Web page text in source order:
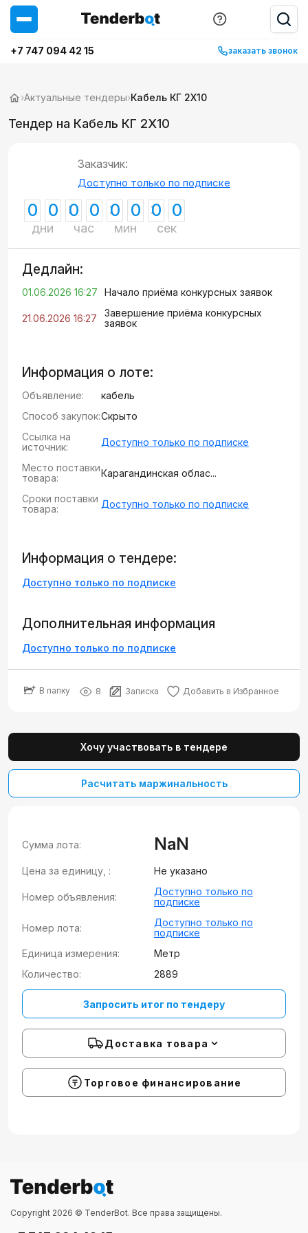
+7 747 094 42 15 заказать звонок
›Актуальные тендеры›Кабель КГ 2Х10
Тендер на Кабель КГ 2Х10
Заказчик:
Доступно только по подписке
0 0
дни
0 0
час
0 0
мин
0 0
сек
Дедлайн:
01.06.2026 16:27 Начало приёма конкурсных заявок
21.06.2026 16:27
Завершение приёма конкурсных
заявок
Информация о лоте:
Объявление:
кабель
Способ закупок:Скрыто
Ссылка на
источник:
Доступно только по подписке
Место поставки
товара:
Карагандинская облас...
Сроки поставки
товара:
Доступно только по подписке
Информация о тендере:
Доступно только по подписке
Дополнительная информация
Доступно только по подписке
В папку 8 Записка Добавить в Избранное
Хочу участвовать в тендере
Расчитать маржинальность
Сумма лота: NaN
Цена за единицу, : Не указано
Номер объявления:
Доступно только по
подписке
Номер лота:
Доступно только по
подписке
Единица измерения:
Метр
Количество:
2889
Запросить итог по тендеру
Доставка товара
Торговое финансирование
Copyright 2026 © TenderBot. Все права защищены.